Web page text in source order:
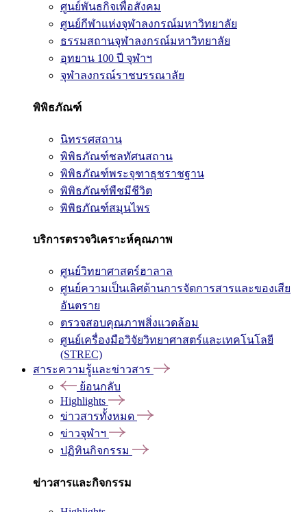
ศูนย์พันธกิจเพื่อสังคม
ศูนย์กีฬาแห่งจุฬาลงกรณ์มหาวิทยาลัย
ธรรมสถานจุฬาลงกรณ์มหาวิทยาลัย
อุทยาน 100 ปี จุฬาฯ
จุฬาลงกรณ์ราชบรรณาลัย
พิพิธภัณฑ์
นิทรรศสถาน
พิพิธภัณฑ์ชลทัศนสถาน
พิพิธภัณฑ์พระจุฑาธุชราชฐาน
พิพิธภัณฑ์พืชมีชีวิต
พิพิธภัณฑ์สมุนไพร
บริการตรวจวิเคราะห์คุณภาพ
ศูนย์วิทยาศาสตร์ฮาลาล
ศูนย์ความเป็นเลิศด้านการจัดการสารและของเสีย
อันตราย
ตรวจสอบคุณภาพสิ่งแวดล้อม
ศูนย์เครื่องมือวิจัยวิทยาศาสตร์และเทคโนโลยี
(STREC)
สาระความรู้และข่าวสาร
ย้อนกลับ
Highlights
ข่าวสารทั้งหมด
ข่าวจุฬาฯ
ปฏิทินกิจกรรม
ข่าวสารและกิจกรรม